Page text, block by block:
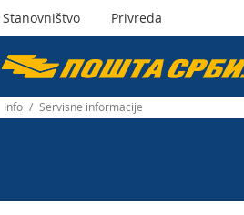
Пошта
Србије
Stanovništvo Privreda
Info / Servisne informacije